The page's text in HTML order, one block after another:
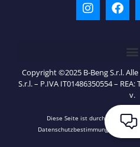
Copyright ©2025 B-Beng S.r.l.
S.r.l. – P.IVA IT01486350554 – REA:
v.
Diese Seite ist durch
Datenschutzbestimmungen
und